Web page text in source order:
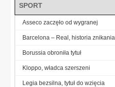
SPORT
Asseco zaczęło od wygranej
Barcelona – Real, historia znikania
Borussia obroniła tytuł
Kloppo, władca szerszeni
Legia bezsilna, tytuł do wzięcia